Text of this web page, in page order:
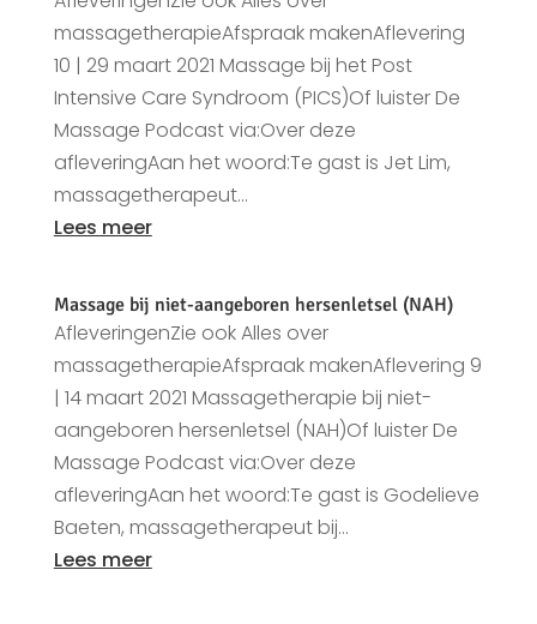
massagetherapieAfspraak makenAflevering
10 | 29 maart 2021 Massage bij het Post
Intensive Care Syndroom (PICS)Of luister De
Massage Podcast via:Over deze
afleveringAan het woord:Te gast is Jet Lim,
massagetherapeut...
Lees meer
Massage bij niet-aangeboren hersenletsel (NAH)
AfleveringenZie ook Alles over
massagetherapieAfspraak makenAflevering 9
| 14 maart 2021 Massagetherapie bij niet-
aangeboren hersenletsel (NAH)Of luister De
Massage Podcast via:Over deze
afleveringAan het woord:Te gast is Godelieve
Baeten, massagetherapeut bij...
Lees meer